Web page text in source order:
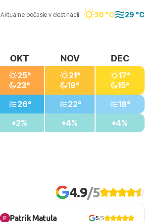
Aktuálne počasie v destinácii 30 °C 29 °C
OKT
25°
23°
26°
2%
NOV
21°
19°
22°
4%
DEC
17°
15°
18°
4%
4.9/5
Patrik Matula 5/5